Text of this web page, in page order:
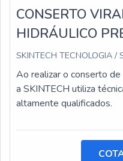
CONSERTO
HIDRÁULICO
SKINTECH TECNOLOGIA /
Ao realizar o conserto
a SKINTECH utiliza
altamente qualificados.